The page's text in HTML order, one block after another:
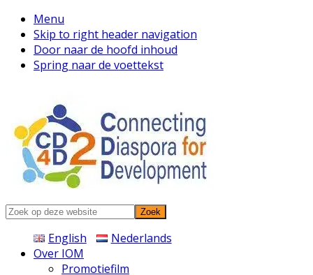
Menu
Skip to right header navigation
Door naar de hoofd inhoud
Spring naar de voettekst
Connecting
Zoek
website
English
Nederlands
Over IOM
Promotiefilm